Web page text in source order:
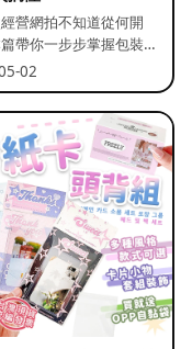
營網拍不知道從何開
帶你一步步掌握包裝流
前檢查重點。
02